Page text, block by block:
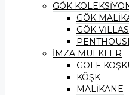
GÖK
GÖK
GÖK
İMZA MÜLKLER
GOLF
KÖŞK
MALİKANE